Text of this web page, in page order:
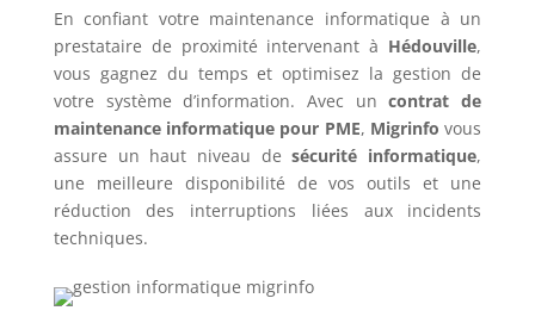
En confiant votre maintenance informatique à un
prestataire de proximité intervenant à Hédouville,
vous gagnez du temps et optimisez la gestion de
votre système d’information. Avec uncontrat de
maintenance informatique pour PME, Migrinfo vous
assure un haut niveau desécurité informatique,
une meilleure disponibilité de vos outils et une
réduction des interruptions liées aux incidents
techniques.